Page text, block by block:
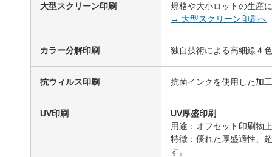
大型スクリーン印刷
規格や大小ロットの生産
→ 大型スクリーン印刷へ
カラー分解印刷 独自技術による高細線４
抗ウィルス印刷 抗菌インクを使用した加工
UV印刷
UV厚盛印刷
用途：オフセット印刷物
特徴：優れた厚盛適性、
す。